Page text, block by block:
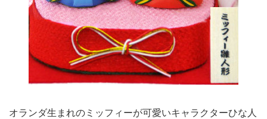
オランダ生まれのミッフィーが可愛いキャラクターひな人